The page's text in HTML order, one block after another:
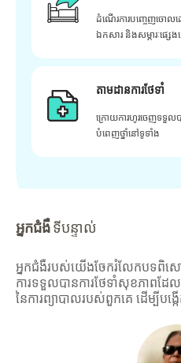
ដំណើរការបញ្ចេញចោល
ឯកសារ និងសម្ភារៈផ្សេ
តាមដានការថែទាំ
ក្រោយ​ការ​ហូរ​ចេញ​ទទួល​ប
បំពេញ​ថ្នាំ​នៅ​ទូទាំង​
អ្នកជំងឺទីបន្ទាល់
អ្នកជំងឺរបស់យើងចែករំលែកបទពិ
ការទទួលបានការថែទាំសុខភាពដ
នៃការព្យាបាលរបស់ពួកគេ ដើម្បីប